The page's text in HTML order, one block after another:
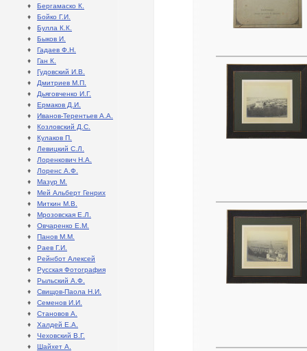
♦ Бергамаско К.
♦ Бойко Г.И.
♦ Булла К.К.
♦ Быков И.
♦ Гадаев Ф.Н.
♦ Ган К.
♦ Гудовский И.В.
♦ Дмитриев М.П.
♦ Дьяговченко И.Г.
♦ Ермаков Д.И.
♦ Иванов-Терентьев А.А.
♦ Козловский Д.С.
♦ Кулаков П.
♦ Левицкий С.Л.
♦ Лоренкович Н.А.
♦ Лоренс А.Ф.
♦ Мазур М.
♦ Мей Альберт Генрих
♦ Миткин М.В.
♦ Мрозовская Е.Л.
♦ Овчаренко Е.М.
♦ Панов М.М.
♦ Раев Г.И.
♦ Рейнбот Алексей
♦ Русская Фотография
♦ Рыльский А.Ф.
♦ Свищов-Паола Н.И.
♦ Семенов И.И.
♦ Становов А.
♦ Халдей Е.А.
♦ Чеховский В.Г.
♦ Шайхет А.